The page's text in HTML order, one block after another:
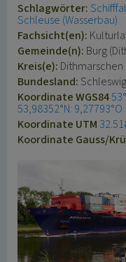
Schlagwörter:
Schleuse (Wasserbau)
Fachsicht(en):
Gemeinde(n): Burg
Kreis(e): Dithmarschen
Bundesland:
Koordinate WGS84
53,98352°N: 9,27793°O
Koordinate UTM
Koordinate Gauss/